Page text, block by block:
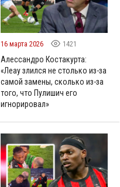
16 марта 2026 1421
Алессандро Костакурта:
«Леау злился не столько из-за
самой замены, сколько из-за
того, что Пулишич его
игнорировал»